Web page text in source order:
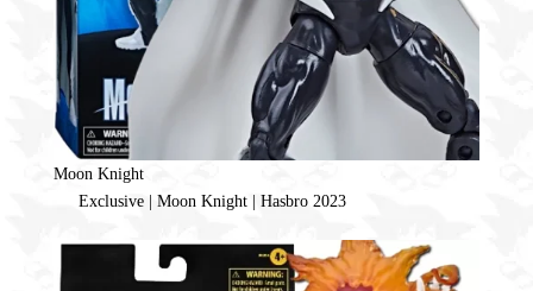
Moon Knight
Exclusive | Moon Knight | Hasbro 2023